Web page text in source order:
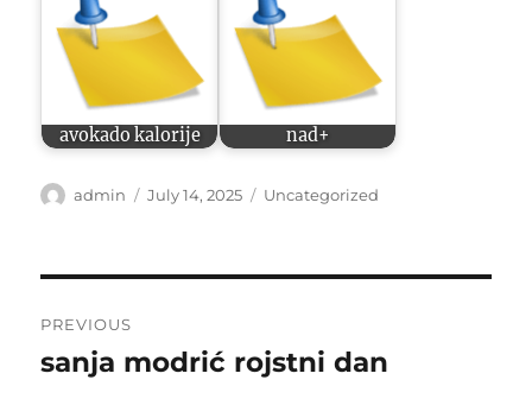
avokado kalorije nad+
Author
admin
Posted
July 14, 2025 Categories
Uncategorized
navigation
PREVIOUS
Previous
sanja modrić rojstni dan